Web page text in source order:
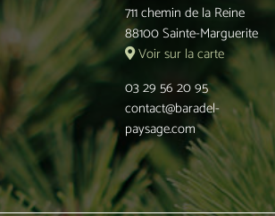
711 chemin de la Reine
88100 Sainte-Marguerite
Voir sur la carte
03 29 56 20 95
contact@baradel-
paysage.com